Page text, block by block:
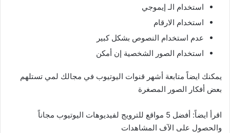
استخدام الـ إيموجي
استخدام الارقام
عدم استخدام النصوص بشكل كبير
استخدام الصور الشخصية إن أمكن
يمكنك ايضاً متابعة أشهر قنوات اليوتيوب في مجالك لمي تستلهم
بعض أفكار الصور المصغرة
اقرأ ايضاً: أفضل 5 مواقع للترويج لفيديوهات اليوتيوب مجاناً
والحصول على الآف المشاهدات